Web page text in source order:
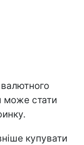
може стати
купувати